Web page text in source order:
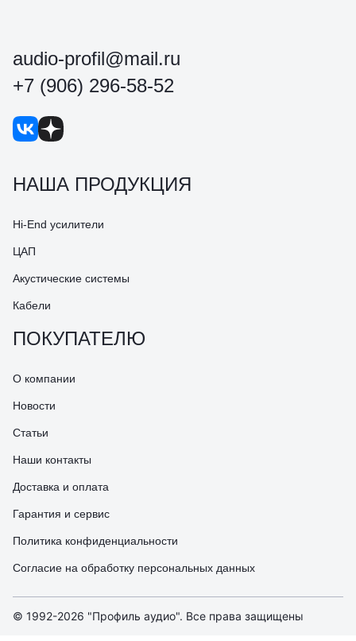
audio-profil@mail.ru
+7 (906) 296-58-52
НАША ПРОДУКЦИЯ
Hi-End усилители
ЦАП
Акустические системы
Кабели
ПОКУПАТЕЛЮ
О компании
Новости
Статьи
Наши контакты
Доставка и оплата
Гарантия и сервис
Политика конфиденциальности
Согласие на обработку персональных данных
© 1992-2026 "Профиль аудио". Все права защищены